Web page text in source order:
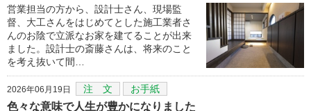
営業担当の方から、設計士さん、現場監
督、大工さんをはじめてとした施工業者さ
んのお陰で立派なお家を建てることが出来
ました。設計士の斎藤さんは、将来のこと
を考え抜いて間…
2026年06月19日 注 文 お手紙
色々な意味で人生が豊かになりました